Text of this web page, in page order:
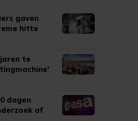
gaven
hitte
te
dagen
af